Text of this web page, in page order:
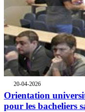
20-04-2026
Orientation
pour les bacheliers